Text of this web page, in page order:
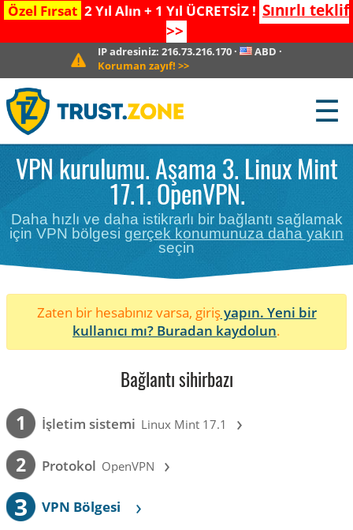
Özel Fırsat 2 Yıl Alın + 1 Yıl ÜCRETSİZ ! Sınırlı teklif
>>
IP adresiniz:216.73.216.170 · ABD ·
Koruman zayıf! >>
☰
VPN kurulumu. Aşama 3. Linux Mint
17.1. OpenVPN.
Daha hızlı ve daha istikrarlı bir bağlantı sağlamak
için VPN bölgesi gerçek konumunuza daha yakın
seçin
Zaten bir hesabınız varsa, girişyapın. Yeni bir
kullanıcı mı? Buradan kaydolun.
Bağlantı sihirbazı
1 İşletim sistemi Linux Mint 17.1 ›
2 Protokol OpenVPN ›
3 VPN Bölgesi ›